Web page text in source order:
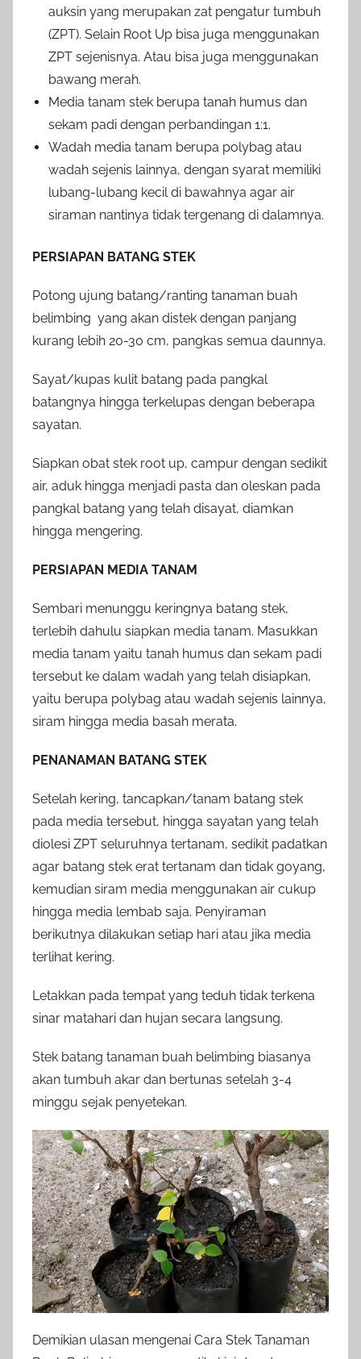
auksin yang merupakan zat pengatur tumbuh
(ZPT). Selain Root Up bisa juga menggunakan
ZPT sejenisnya. Atau bisa juga menggunakan
bawang merah.
Media tanam stek berupa tanah humus dan
sekam padi dengan perbandingan 1:1.
Wadah media tanam berupa polybag atau
wadah sejenis lainnya, dengan syarat memiliki
lubang-lubang kecil di bawahnya agar air
siraman nantinya tidak tergenang di dalamnya.
PERSIAPAN BATANG STEK
Potong ujung batang/ranting tanaman buah
belimbing yang akan distek dengan panjang
kurang lebih 20-30 cm, pangkas semua daunnya.
Sayat/kupas kulit batang pada pangkal
batangnya hingga terkelupas dengan beberapa
sayatan.
Siapkan obat stek root up, campur dengan sedikit
air, aduk hingga menjadi pasta dan oleskan pada
pangkal batang yang telah disayat, diamkan
hingga mengering.
PERSIAPAN MEDIA TANAM
Sembari menunggu keringnya batang stek,
terlebih dahulu siapkan media tanam. Masukkan
media tanam yaitu tanah humus dan sekam padi
tersebut ke dalam wadah yang telah disiapkan,
yaitu berupa polybag atau wadah sejenis lainnya,
siram hingga media basah merata.
PENANAMAN BATANG STEK
Setelah kering, tancapkan/tanam batang stek
pada media tersebut, hingga sayatan yang telah
diolesi ZPT seluruhnya tertanam, sedikit padatkan
agar batang stek erat tertanam dan tidak goyang,
kemudian siram media menggunakan air cukup
hingga media lembab saja. Penyiraman
berikutnya dilakukan setiap hari atau jika media
terlihat kering.
Letakkan pada tempat yang teduh tidak terkena
sinar matahari dan hujan secara langsung.
Stek batang tanaman buah belimbing biasanya
akan tumbuh akar dan bertunas setelah 3-4
minggu sejak penyetekan.
Demikian ulasan mengenai Cara Stek Tanaman